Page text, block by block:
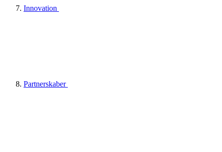
Innovation
Partnerskaber